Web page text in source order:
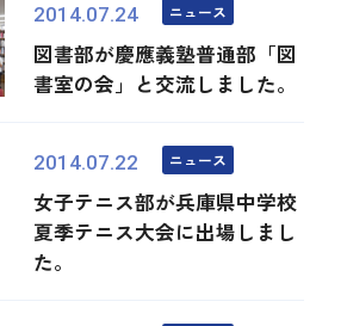
2014.07.24 ニュース
図書部が慶應義塾普通部「図
書室の会」と交流しました。
2014.07.22 ニュース
女子テニス部が兵庫県中学校
夏季テニス大会に出場しまし
た。